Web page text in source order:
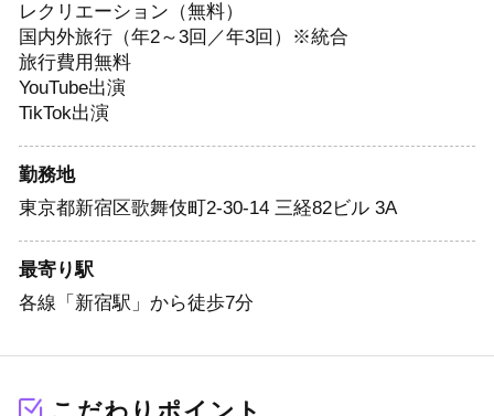
レクリエーション（無料）
国内外旅行（年2～3回／年3回）※統合
旅行費用無料
YouTube出演
TikTok出演
勤務地
東京都新宿区歌舞伎町2-30-14 三経82ビル 3A
最寄り駅
各線「新宿駅」から徒歩7分